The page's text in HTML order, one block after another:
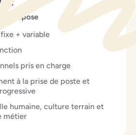
propose
+ variable
pris en charge
à la prise de poste et
humaine, culture terrain et
métier